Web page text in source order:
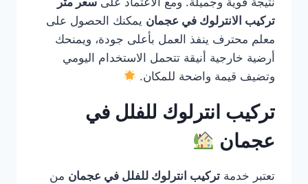
تركيب الانترلوك في عجمان يمكنك الحصول على
معلم محترف ينفذ العمل بأعلى جودة، ويمنحك
أرضية خارجية أنيقة تتحمل الاستخدام اليومي
وتضيف قيمة واضحة للمكان.
تركيب انترلوك للفلل في
عجمان
تعتبر خدمة تركيب انترلوك للفلل في عجمان من